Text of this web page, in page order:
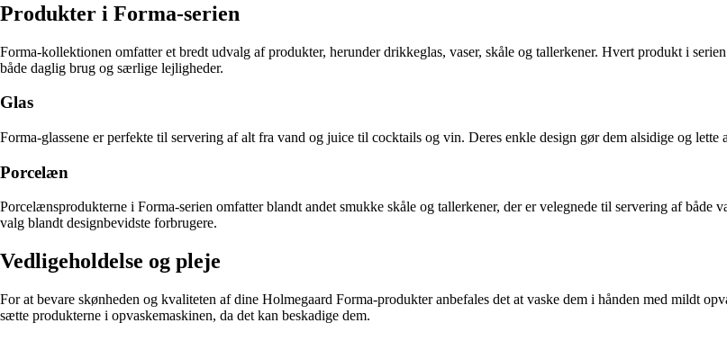
Produkter i Forma-serien
Forma-kollektionen omfatter et bredt udvalg af produkter, herunder drikkeglas, vaser, skåle og tallerkener. Hvert produkt i
både daglig brug og særlige lejligheder.
Glas
Forma-glassene er perfekte til servering af alt fra vand og juice til cocktails og vin. Deres enkle design gør dem alsidige og
Porcelæn
Porcelænsprodukterne i Forma-serien omfatter blandt andet smukke skåle og tallerkener, der er velegnede til servering af
valg blandt designbevidste forbrugere.
Vedligeholdelse og pleje
For at bevare skønheden og kvaliteten af dine Holmegaard Forma-produkter anbefales det at vaske dem i hånden med mildt
sætte produkterne i opvaskemaskinen, da det kan beskadige dem.